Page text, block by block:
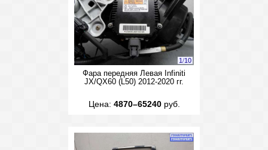
1/10
Фара передняя Левая Infiniti
JX/QX60 (L50) 2012-2020 гг.
Цена: 4870–65240руб.